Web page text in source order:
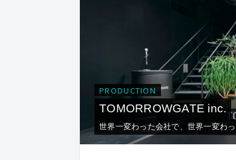
PRODUCTION
TOMORROWGATE inc.
世界一変わった会社で、世界一変わ